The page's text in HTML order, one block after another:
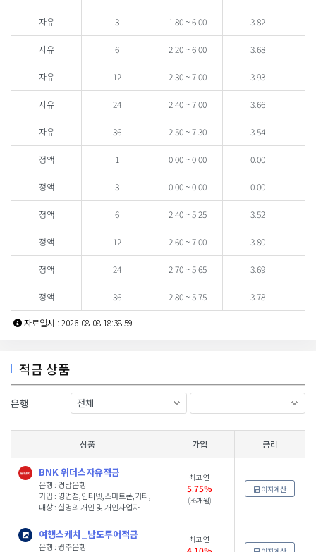
자유 3 1.80 ~ 6.00 3.82
자유 6 2.20 ~ 6.00 3.68
자유 12 2.30 ~ 7.00 3.93
자유 24 2.40 ~ 7.00 3.66
자유 36 2.50 ~ 7.30 3.54
정액 1 0.00 ~ 0.00 0.00
정액 3 0.00 ~ 0.00 0.00
정액 6 2.40 ~ 5.25 3.52
정액 12 2.60 ~ 7.00 3.80
정액 24 2.70 ~ 5.65 3.69
정액 36 2.80 ~ 5.75 3.78
자료일시 : 2026-08-08 18:38:59
적금 상품
은행
상품 가입 금리
BNK 위더스자유적금
은행 : 경남은행
가입 : 영업점,인터넷,스마트폰,기타,
대상 : 실명의 개인 및 개인사업자
최고 연
5.75%
(36개월)
이자계산
여행스케치_남도투어적금
은행 : 광주은행
최고 연